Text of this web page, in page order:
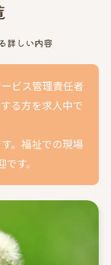
詳しい内容
ビス管理責任者
る方を求人中で
。福祉での現場
す。